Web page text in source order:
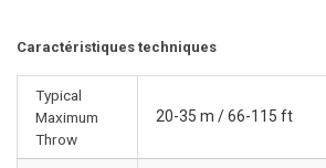
Caractéristiques techniques
Typical
Maximum
Throw
20-35 m / 66-115 ft